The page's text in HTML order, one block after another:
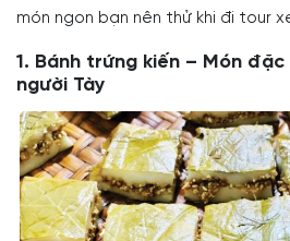
món ngon bạn nên thử khi đi tour
1. Bánh trứng kiến – Món
người Tày